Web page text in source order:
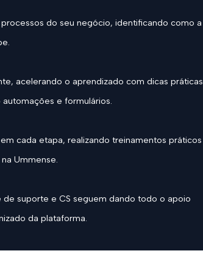
do seu negócio, identificando como a
acelerando o aprendizado com dicas práticas
e formulários.
cada etapa, realizando treinamentos práticos
Ummense.
suporte e CS seguem dando todo o apoio
da plataforma.